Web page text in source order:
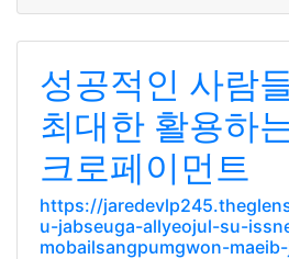
성공적인 사람
최대한 활용하
크로페이먼트
https://
u-jabseuga-allyeojul-su-
mobailsangpumgwon-